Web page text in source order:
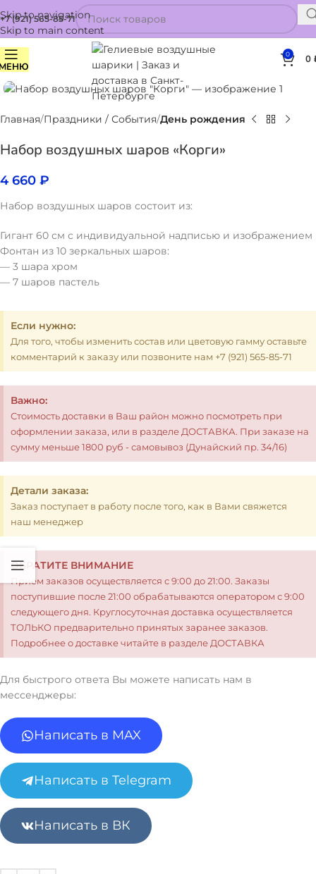
Skip to navigation
Skip to main content
+7 (921) 565-85-71
0 0
Нажмите, чтобы увеличить
Главная Праздники / События День рождения
Набор воздушных шаров «Корги»
4 660 ₽
Набор воздушных шаров состоит из:
Гигант 60 см с индивидуальной надписью и изображением
Фонтан из 10 зеркальных шаров:
— 3 шара хром
— 7 шаров пастель
Если нужно:
Для того, чтобы изменить состав или цветовую гамму оставьте
комментарий к заказу или позвоните нам +7 (921) 565-85-71
Важно:
Стоимость доставки в Ваш район можно посмотреть при
оформлении заказа, или в разделе ДОСТАВКА. При заказе на
сумму меньше 1800 руб - самовывоз (Дунайский пр. 34/16)
Детали заказа:
Заказ поступает в работу после того, как в Вами свяжется
наш менеджер
ОБРАТИТЕ ВНИМАНИЕ
Прием заказов осуществляется с 9:00 до 21:00. Заказы
поступившие после 21:00 обрабатываются оператором с 9:00
следующего дня. Круглосуточная доставка осуществляется
ТОЛЬКО предварительно принятых заранее заказов.
Подробнее о доставке читайте в разделе ДОСТАВКА
Для быстрого ответа Вы можете написать нам в
мессенджеры:
Написать в MAX
Написать в Telegram
Написать в ВК